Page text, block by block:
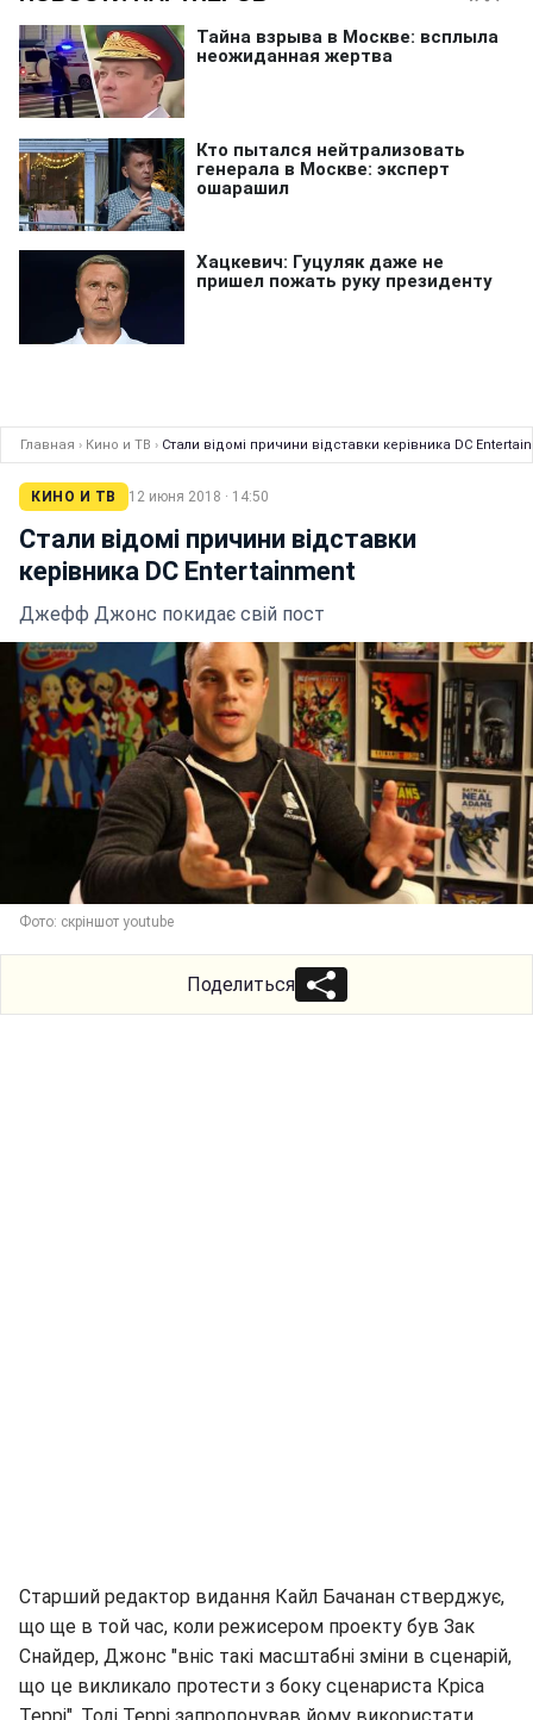
Главная › Кино и ТВ › Стали відомі причини відставки керівника DC
КИНО И ТВ 12 июня 2018 · 14:50
Стали відомі причини відставки
керівника DC Entertainment
Джефф Джонс покидає свій пост
Фото: скріншот youtube
Поделиться
Старший редактор видання Кайл Бачанан стверджує,
що ще в той час, коли режисером проекту був Зак
Снайдер, Джонс "вніс такі масштабні зміни в сценарій,
що це викликало протести з боку сценариста Кріса
Террі". Тоді Террі запропонував йому використати